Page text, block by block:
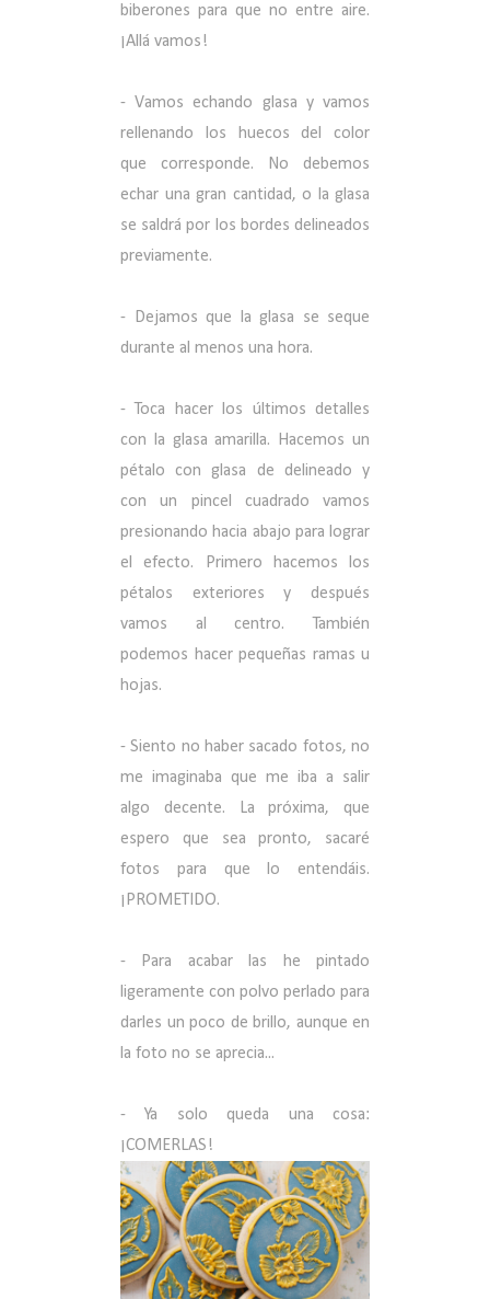
biberones para que no entre aire.
¡Allá vamos!
- Vamos echando glasa y vamos
rellenando los huecos del color
que corresponde. No debemos
echar una gran cantidad, o la glasa
se saldrá por los bordes delineados
previamente.
- Dejamos que la glasa se seque
durante al menos una hora.
- Toca hacer los últimos detalles
con la glasa amarilla. Hacemos un
pétalo con glasa de delineado y
con un pincel cuadrado vamos
presionando hacia abajo para lograr
el efecto. Primero hacemos los
pétalos exteriores y después
vamos al centro. También
podemos hacer pequeñas ramas u
hojas.
- Siento no haber sacado fotos, no
me imaginaba que me iba a salir
algo decente. La próxima, que
espero que sea pronto, sacaré
fotos para que lo entendáis.
¡PROMETIDO.
- Para acabar las he pintado
ligeramente con polvo perlado para
darles un poco de brillo, aunque en
la foto no se aprecia...
- Ya solo queda una cosa:
¡COMERLAS!